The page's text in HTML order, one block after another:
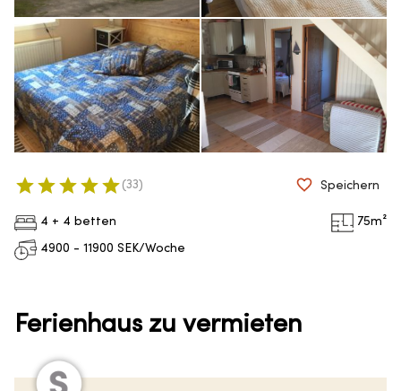
4 + 4 betten 75m²
4900 - 11900 SEK/Woche
(33 ) Speichern
Ferienhaus zu vermieten